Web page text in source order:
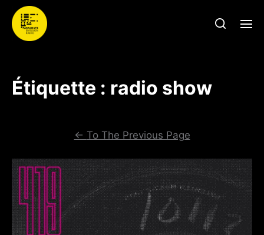
Étiquette : radio show
← To The Previous Page